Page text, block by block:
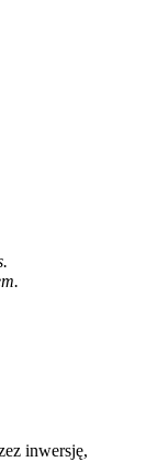
inwersję,